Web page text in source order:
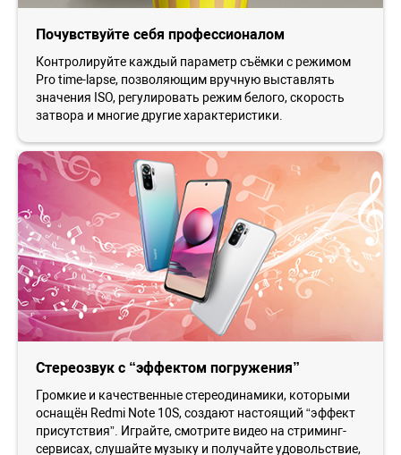
Почувствуйте себя профессионалом
Контролируйте каждый параметр съёмки с режимом
Pro time-lapse, позволяющим вручную выставлять
значения ISO, регулировать режим белого, скорость
затвора и многие другие характеристики.
Стереозвук с “эффектом погружения”
Громкие и качественные стереодинамики, которыми
оснащён Redmi Note 10S, создают настоящий “эффект
присутствия”. Играйте, смотрите видео на стриминг-
сервисах, слушайте музыку и получайте удовольствие,